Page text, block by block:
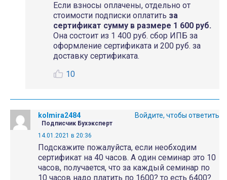
Если взносы оплачены, отдельно от
стоимости подписки оплатить за
сертификат сумму в размере 1 600 руб.
Она состоит из 1 400 руб. сбор ИПБ за
оформление сертификата и 200 руб. за
доставку сертификата.
10
kolmira2484
Подписчик Бухэксперт
14.01.2021 в 20:36
Подскажите пожалуйста, если необходим
сертификат на 40 часов. А один семинар это 10
часов, получается, что за каждый семинар по
10 часов надо платить по 1600? то есть 6400?
Войдите, чтобы ответить